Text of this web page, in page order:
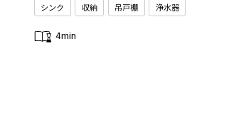
シンク 収納 吊戸棚 浄水器
4min